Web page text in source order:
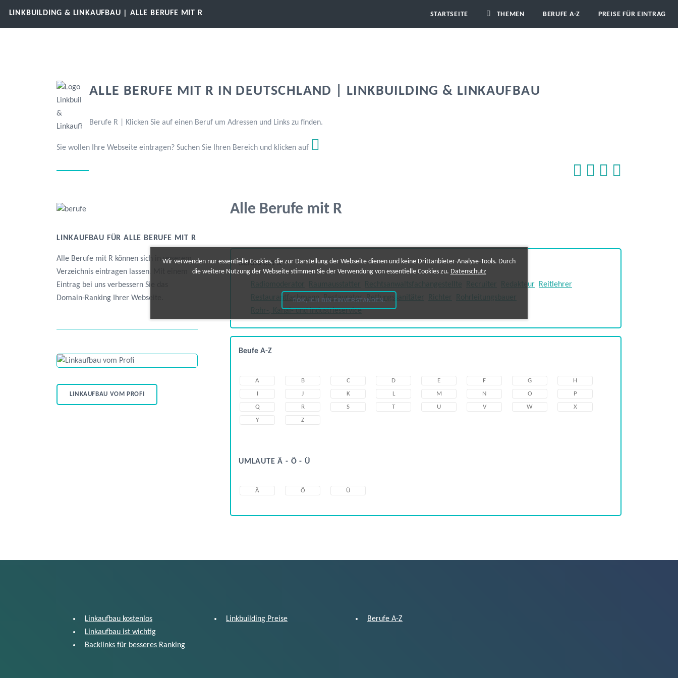
LINKBUILDING & LINKAUFBAU | ALLE BERUFE MIT R STARTSEITE THEMEN BERUFE A-Z PREISE FÜR EINTRAG
ALLE BERUFE MIT R IN DEUTSCHLAND | LINKBUILDING & LINKAUFBAU
Berufe R | Klicken Sie auf einen Beruf um Adressen und Links zu finden.
Sie wollen Ihre Webseite eintragen? Suchen Sie Ihren Bereich und klicken auf
Alle Berufe mit R
Berufe mit R
Redakteur
Reitlehrer
Restaurantfachmann Restaurator Rettungssanitäter
Rohr-, Kanal- und Industrieservice
Beufe A-Z
A B C D E F G
H
I
J K L M N O
P
Q
R S T U V W
X
Y
Z
UMLAUTE Ä - Ö - Ü
Ä Ö Ü
LINKAUFBAU FÜR ALLE BERUFE MIT R
Alle Berufe mit R können sich in unserem
Verzeichnis eintragen lassen. Mit einem
Eintrag bei uns verbessern Sie das
Domain-Ranking Ihrer Webseite.
LINKAUFBAU VOM PROFI
Linkaufbau kostenlos
Linkaufbau ist wichtig
Backlinks für besseres Ranking
Linkbuilding Preise Berufe A-Z
Wir verwenden nur essentielle Cookies, die zur Darstellung der Webseite dienen und keine Drittanbieter-Analyse-Tools. Durch
die weitere Nutzung der Webseite stimmen Sie der Verwendung von essentielle Cookies zu. Datenschutz
OK, ICH BIN EINVERSTANDEN.